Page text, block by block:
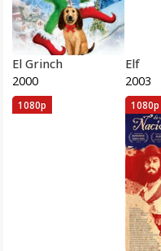
El Grinch
2000
Elf
2003
1080p 1080p